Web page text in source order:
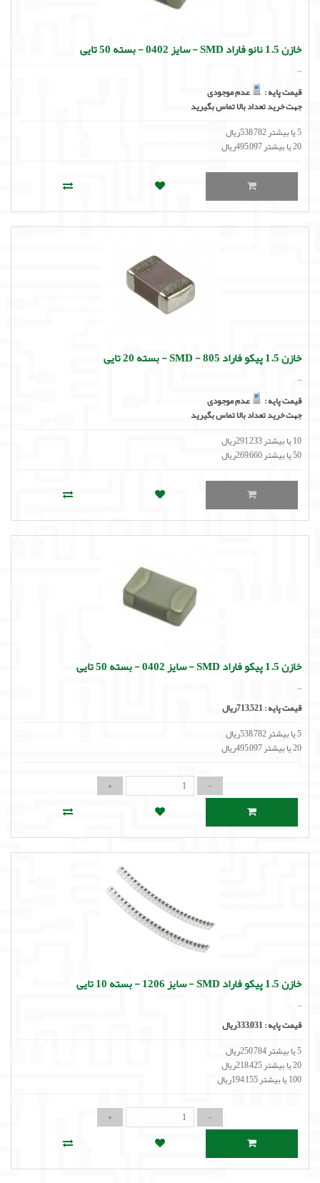
خازن 1.5 نانو فاراد SMD - سایز 0402 - بسته 50 تایی
..
قیمت پایه :
عدم موجودی
جهت خرید تعداد بالا تماس بگیرید
5 یا بیشتر 538,782ریال
20 یا بیشتر 495,097ریال
خازن 1.5 پیکو فاراد SMD - 805 - بسته 20 تایی
..
قیمت پایه :
عدم موجودی
جهت خرید تعداد بالا تماس بگیرید
10 یا بیشتر 291,233ریال
50 یا بیشتر 269,660ریال
خازن 1.5 پیکو فاراد SMD - سایز 0402 - بسته 50 تایی
..
قیمت پایه :713,521ریال
5 یا بیشتر 538,782ریال
20 یا بیشتر 495,097ریال
خازن 1.5 پیکو فاراد SMD - سایز 1206 - بسته 10 تایی
..
قیمت پایه :333,031ریال
5 یا بیشتر 250,784ریال
20 یا بیشتر 218,425ریال
100 یا بیشتر 194,155ریال